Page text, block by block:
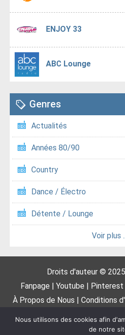
ENJOY 33
ABC Lounge
Genres
Actualités
Années 80/90
Country
Dance / Électro
Détente / Lounge
Voir plus
Droits d'auteur © 2025
Fanpage | Youtube | Pinterest
À Propos de Nous | Conditions
nous
Nous utilisons des cookies afin
de notre